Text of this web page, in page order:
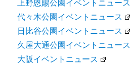
上野恩賜公園イベントニュース
代々木公園イベントニュース
日比谷公園イベントニュース
久屋大通公園イベントニュース
大阪イベントニュース